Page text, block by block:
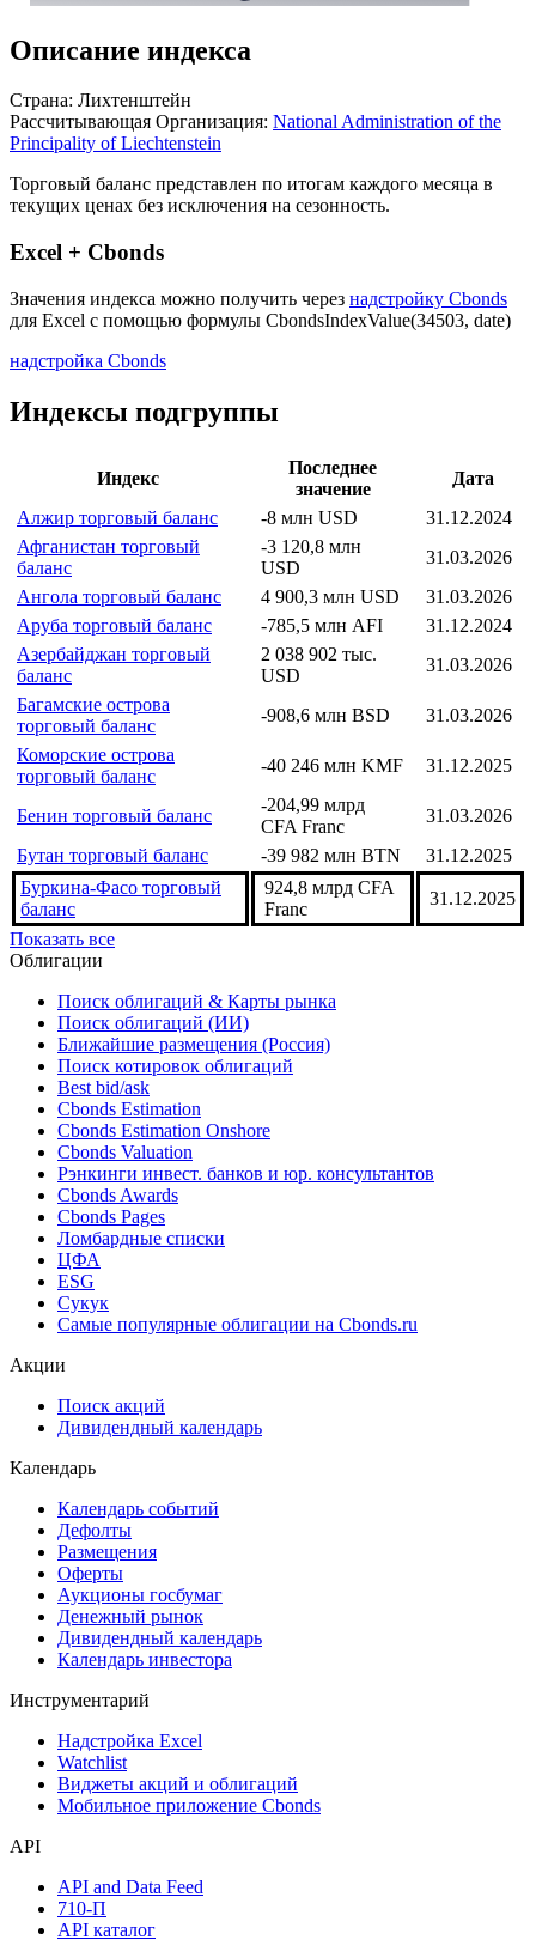
Описание индекса
Страна: Лихтенштейн
Рассчитывающая Организация: National Administration of the
Principality of Liechtenstein
Торговый баланс представлен по итогам каждого месяца в
текущих ценах без исключения на сезонность.
Excel + Cbonds
Значения индекса можно получить через надстройку Cbonds
для Excel с помощью формулы CbondsIndexValue(34503, date)
надстройка Cbonds
Индексы подгруппы
Индекс
Последнее
значение
Дата
Алжир торговый баланс
-8 млн USD
31.12.2024
Афганистан торговый
баланс
-3 120,8 млн
USD
31.03.2026
Ангола торговый баланс
4 900,3 млн USD
31.03.2026
Аруба торговый баланс
-785,5 млн AFI
31.12.2024
Азербайджан торговый
баланс
2 038 902 тыс.
USD
31.03.2026
Багамские острова
торговый баланс
-908,6 млн BSD
31.03.2026
Коморские острова
торговый баланс
-40 246 млн KMF 31.12.2025
Бенин торговый баланс
-204,99 млрд
CFA Franc
31.03.2026
Бутан торговый баланс
-39 982 млн BTN
31.12.2025
Буркина-Фасо торговый
баланс
924,8 млрд CFA
Franc
31.12.2025
Показать все
Облигации
Поиск облигаций & Карты рынка
Поиск облигаций (ИИ)
Ближайшие размещения (Россия)
Поиск котировок облигаций
Best bid/ask
Cbonds Estimation
Cbonds Estimation Onshore
Cbonds Valuation
Рэнкинги инвест. банков и юр. консультантов
Cbonds Awards
Cbonds Pages
Ломбардные списки
ЦФА
ESG
Сукук
Самые популярные облигации на Cbonds.ru
Акции
Поиск акций
Дивидендный календарь
Календарь
Календарь событий
Дефолты
Размещения
Оферты
Аукционы госбумаг
Денежный рынок
Дивидендный календарь
Календарь инвестора
Инструментарий
Надстройка Excel
Watchlist
Виджеты акций и облигаций
Мобильное приложение Cbonds
API
API and Data Feed
710-П
API каталог